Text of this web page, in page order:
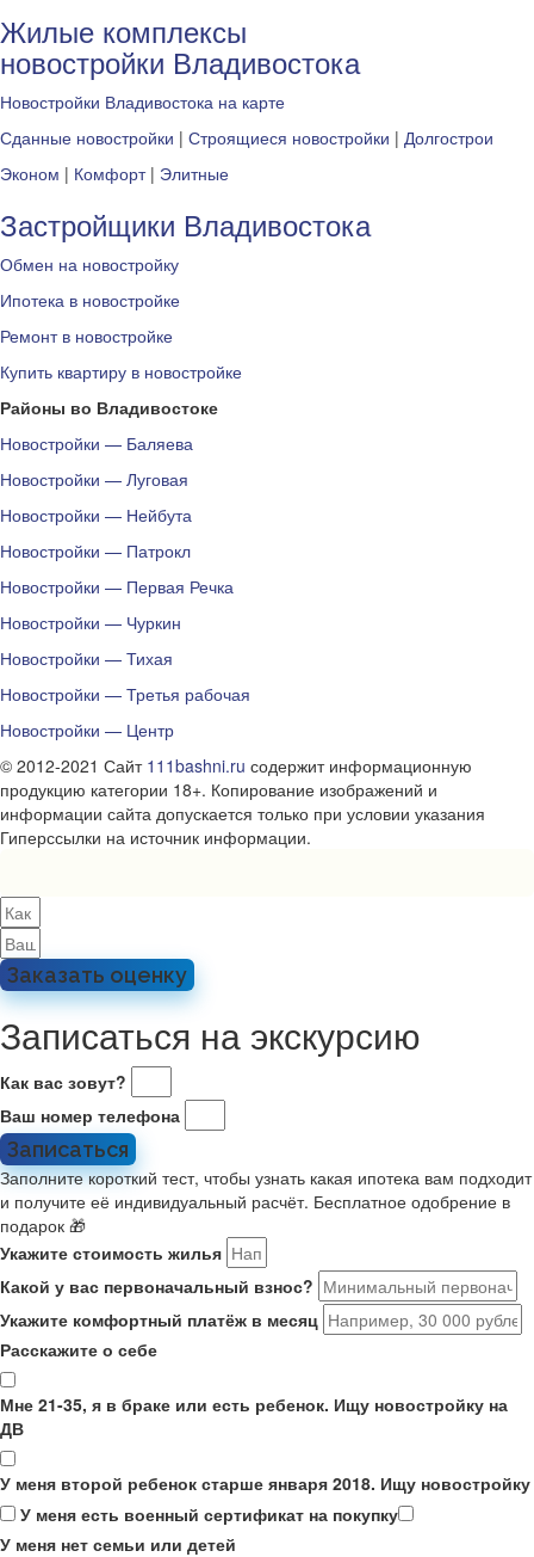
Жилые комплексы
новостройки Владивостока
Новостройки Владивостока на карте
Сданные новостройки | Строящиеся новостройки | Долгострои
Эконом | Комфорт| Элитные
Застройщики Владивостока
Обмен на новостройку
Ипотека в новостройке
Ремонт в новостройке
Купить квартиру в новостройке
Районы во Владивостоке
Новостройки — Баляева
Новостройки — Луговая
Новостройки — Нейбута
Новостройки — Патрокл
Новостройки — Первая Речка
Новостройки — Чуркин
Новостройки — Тихая
Новостройки — Третья рабочая
Новостройки — Центр
© 2012-2021 Сайт 111bashni.ru содержит информационную
продукцию категории 18+. Копирование изображений и
информации сайта допускается только при условии указания
Гиперссылки на источник информации.
Заказать оценку
Записаться на экскурсию
Как вас зовут?
Ваш номер телефона
Записаться
Заполните короткий тест, чтобы узнать какая ипотека вам подходит
и получите её индивидуальный расчёт. Бесплатное одобрение в
подарок 🎁
Укажите стоимость жилья
Какой у вас первоначальный взнос?
Укажите комфортный платёж в месяц
Расскажите о себе
Мне 21-35, я в браке или есть ребенок. Ищу новостройку на
ДВ
У меня второй ребенок старше января 2018. Ищу новостройку
У меня есть военный сертификат на покупку
У меня нет семьи или детей